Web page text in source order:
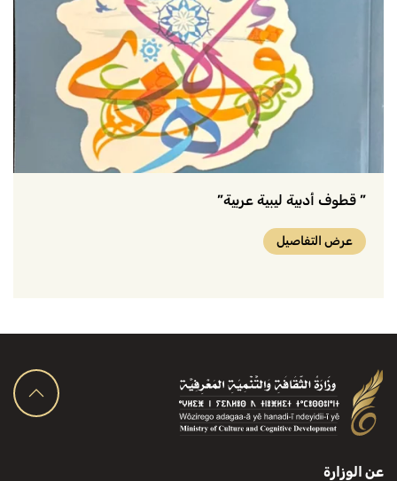
” قطوف أدبية ليبية عربية”
عرض التفاصيل
عن الوزارة